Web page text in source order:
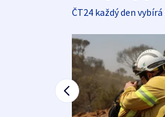
ČT24 každý den